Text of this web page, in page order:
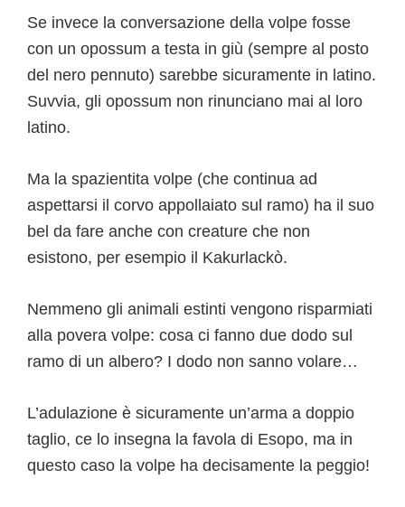
Se invece la conversazione della volpe fosse
con un opossum a testa in giù (sempre al posto
del nero pennuto) sarebbe sicuramente in latino.
Suvvia, gli opossum non rinunciano mai al loro
latino.
Ma la spazientita volpe (che continua ad
aspettarsi il corvo appollaiato sul ramo) ha il suo
bel da fare anche con creature che non
esistono, per esempio il Kakurlackò.
Nemmeno gli animali estinti vengono risparmiati
alla povera volpe: cosa ci fanno due dodo sul
ramo di un albero? I dodo non sanno volare…
L’adulazione è sicuramente un’arma a doppio
taglio, ce lo insegna la favola di Esopo, ma in
questo caso la volpe ha decisamente la peggio!